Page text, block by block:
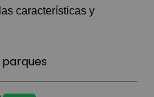
características y